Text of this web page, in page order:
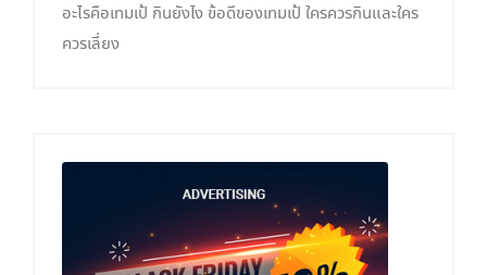
อะไรคือเทมเป้ กินยังไง ข้อดีของเทมเป้ ใครควรกินและใคร
ควรเลี่ยง